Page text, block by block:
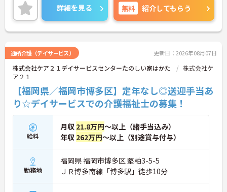
ご興味のある方には、面接対策ポイントなど、さら
に詳細をご案内しますのでお気軽にご相談くださ
い！
詳細を見る 無料 紹介してもらう
通所介護（デイサービス） 更新日：2026年08月07日
株式会社ケア２１デイサービスセンターたのしい家はかた
株式会社ケ
ア２１
【福岡県／福岡市博多区】定年なし◎送迎手当あ
り☆デイサービスでの介護福祉士の募集！
給料
月収 21.8万円～以上（諸手当込み）
年収 262万円～以上（別途賞与付与）
勤務地
福岡県 福岡市博多区 堅粕3-5-5
ＪＲ博多南線「博多駅」徒歩10分